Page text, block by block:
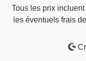
Tous les prix
les éventuels frais